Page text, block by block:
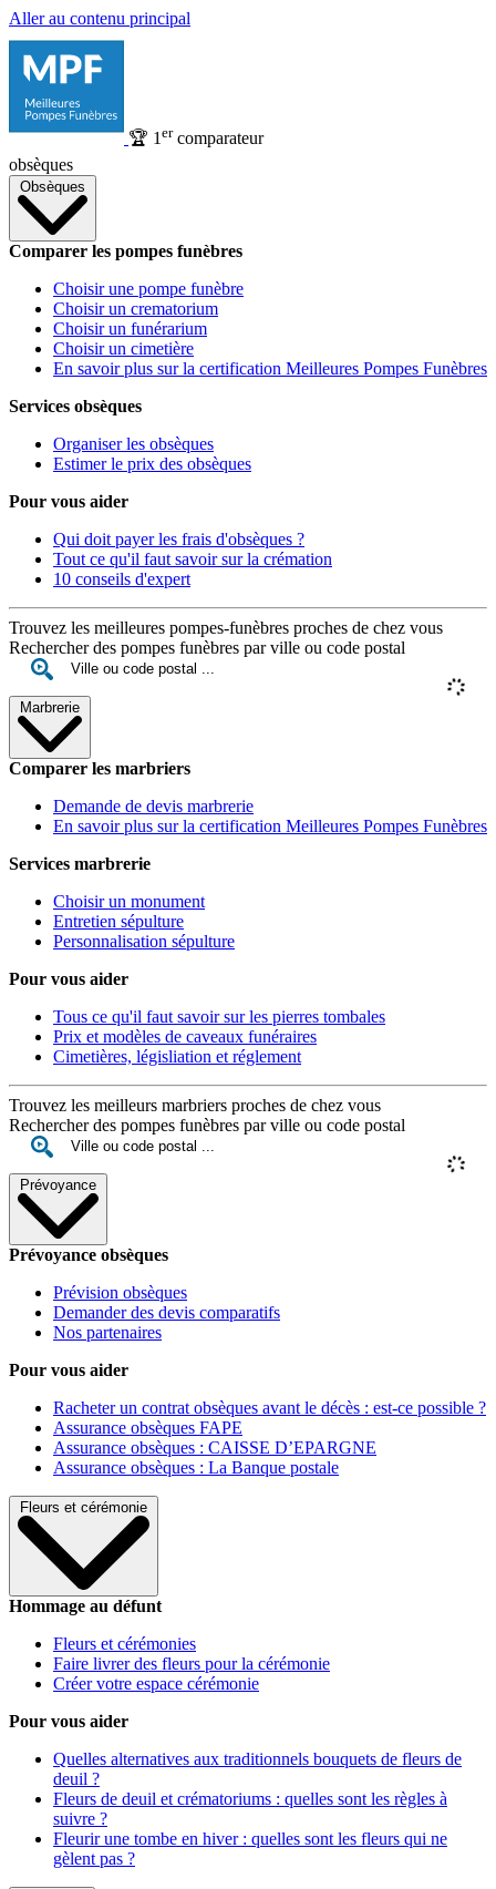
Aller au contenu principal
🏆 1 ercomparateur
obsèques
Obsèques
Comparer les pompes funèbres
Choisir une pompe funèbre
Choisir un crematorium
Choisir un funérarium
Choisir un cimetière
En savoir plus sur la certification Meilleures Pompes Funèbres
Services obsèques
Organiser les obsèques
Estimer le prix des obsèques
Pour vous aider
Qui doit payer les frais d'obsèques ?
Tout ce qu'il faut savoir sur la crémation
10 conseils d'expert
Trouvez les meilleures pompes-funèbres proches de chez vous
Rechercher des pompes funèbres par ville ou code postal
Marbrerie
Comparer les marbriers
Demande de devis marbrerie
En savoir plus sur la certification Meilleures Pompes Funèbres
Services marbrerie
Choisir un monument
Entretien sépulture
Personnalisation sépulture
Pour vous aider
Tous ce qu'il faut savoir sur les pierres tombales
Prix et modèles de caveaux funéraires
Cimetières, législiation et réglement
Trouvez les meilleurs marbriers proches de chez vous
Rechercher des pompes funèbres par ville ou code postal
Prévoyance
Prévoyance obsèques
Prévision obsèques
Demander des devis comparatifs
Nos partenaires
Pour vous aider
Racheter un contrat obsèques avant le décès : est-ce possible ?
Assurance obsèques FAPE
Assurance obsèques : CAISSE D’EPARGNE
Assurance obsèques : La Banque postale
Fleurs et cérémonie
Hommage au défunt
Fleurs et cérémonies
Faire livrer des fleurs pour la cérémonie
Créer votre espace cérémonie
Pour vous aider
Quelles alternatives aux traditionnels bouquets de fleurs de
deuil ?
Fleurs de deuil et crématoriums : quelles sont les règles à
suivre ?
Fleurir une tombe en hiver : quelles sont les fleurs qui ne
gèlent pas ?